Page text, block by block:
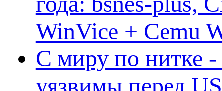
WinVice + Cemu
С миру по нитке
уязвимы перед